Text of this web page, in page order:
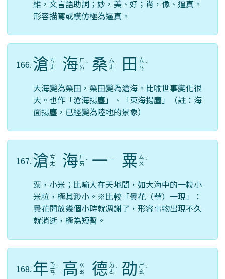
維，文言語助詞；妙，美、好；肖，像、逼真。
形容描寫或模仿極為逼真。
166.滄 ㄘ
ㄤ
海 ㄏ
ㄞ ˇ 桑 ㄙ
ㄤ
田 ㄊ
ㄧ
ㄢ
ˊ
大海變為桑田，桑田變為滄海。比喻世事變化很
大。也作「滄海揚塵」、「東海揚塵」（註：海
面揚塵，已經變為陸地的景象）
167.滄 ㄘ
ㄤ
海 ㄏ
ㄞ ˇ 一 ㄧ 粟 ㄙ
ㄨ ˋ
粟，小米；比喻人在天地間，如大海中的一粒小
米粒，極其渺小。※比較「曇花（華）一現」：
曇花開放幾個小時就凋謝了，形容事物出現不久
就消逝，極為短暫。
168.年 ㄋ
ㄧ
ㄢ
ˊ 高 ㄍ
ㄠ
德 ㄉ
ㄜ ˊ 劭 ㄕ
ㄠ ˋ